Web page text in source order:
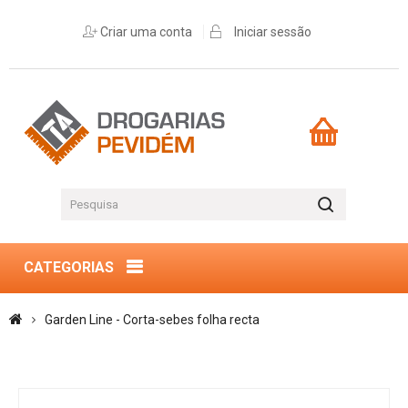
Criar uma conta Iniciar sessão
CATEGORIAS
Garden Line - Corta-sebes folha recta